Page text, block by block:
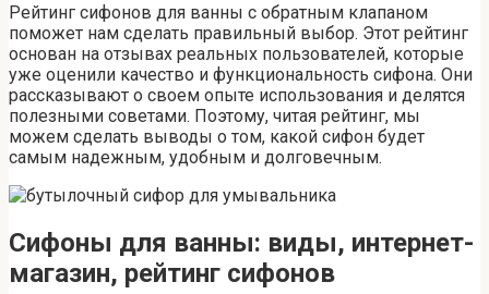
Рейтинг сифонов для ванны с обратным клапаном
поможет нам сделать правильный выбор. Этот рейтинг
основан на отзывах реальных пользователей, которые
уже оценили качество и функциональность сифона. Они
рассказывают о своем опыте использования и делятся
полезными советами. Поэтому, читая рейтинг, мы
можем сделать выводы о том, какой сифон будет
самым надежным, удобным и долговечным.
Сифоны для ванны: виды, интернет-
магазин, рейтинг сифонов